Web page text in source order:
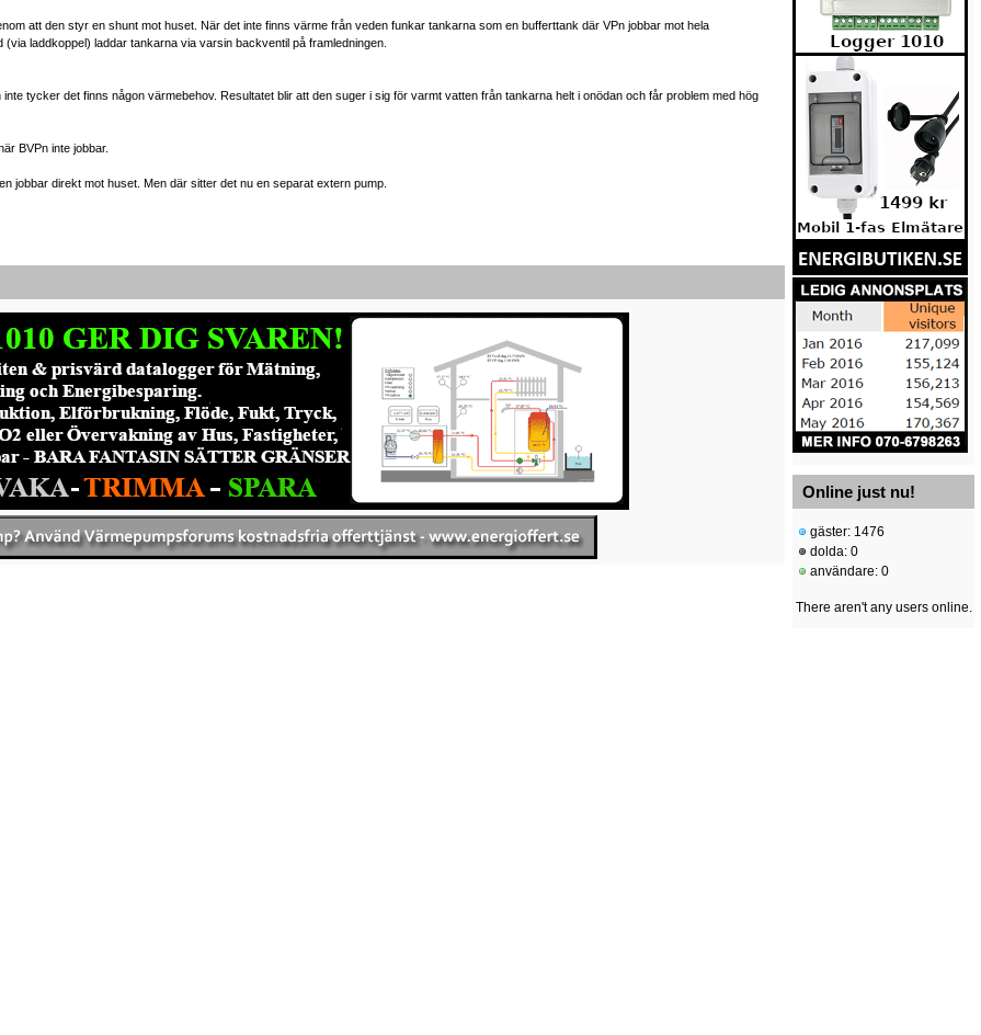
att den styr en shunt mot huset. När det inte finns värme från veden funkar tankarna som en bufferttank där VPn jobbar mot hela
laddkoppel) laddar tankarna via varsin backventil på framledningen.
tycker det finns någon värmebehov. Resultatet blir att den suger i sig för varmt vatten från tankarna helt i onödan och får problem med hög
BVPn inte jobbar.
jobbar direkt mot huset. Men där sitter det nu en separat extern pump.
Online just nu!
gäster: 1476
dolda: 0
användare: 0
There aren't any users online.